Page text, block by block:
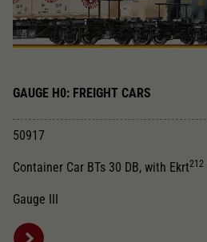
GAUGE H0: FREIGHT CARS
50917
Container Car BTs 30 DB, with Ekrt212
Gauge III